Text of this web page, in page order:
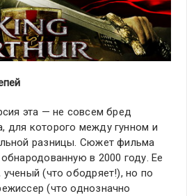
эта — не совсем бред
для которого между гунном и
разницы. Сюжет фильма
в 2000 году. Ее
(что ободряет!), но по
(что однозначно